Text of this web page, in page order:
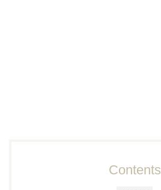
Contents